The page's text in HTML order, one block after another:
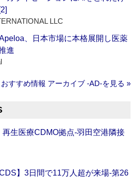
LLC
、日本市場に本格展開し医薬
進
おすすめ情報 アーカイブ ‐AD‐を見る »
再生医療CDMO拠点‐羽田空港隣接
】3日間で11万人超が来場‐第26